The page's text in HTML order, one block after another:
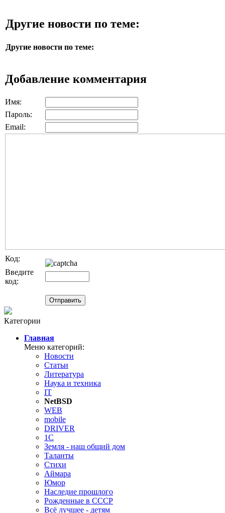
Другие новости по теме:
Другие новости по теме:
Добавление комментария
Имя:
Пароль:
Email:
Код:
Введите
код:
Категории
Главная
Меню категорий:
Новости
Статьи
Литература
Наука и техника
IT
NetBSD
WEB
mobile
DRIVER
1C
Земля - наш общий дом
Таланты
Стихи
Аймара
Юмор
Наследие прошлого
Рожденные в СССР
Всё лучшее - детям